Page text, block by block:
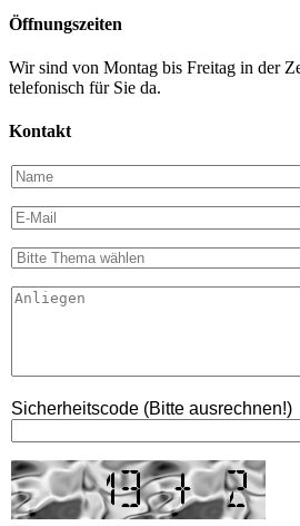
Öffnungszeiten
Wir sind von Montag bis Freitag in der
telefonisch für Sie da.
Kontakt
Sicherheitscode (Bitte ausrechnen!)